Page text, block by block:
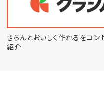
きちんとおいしく作れるをコン
紹介